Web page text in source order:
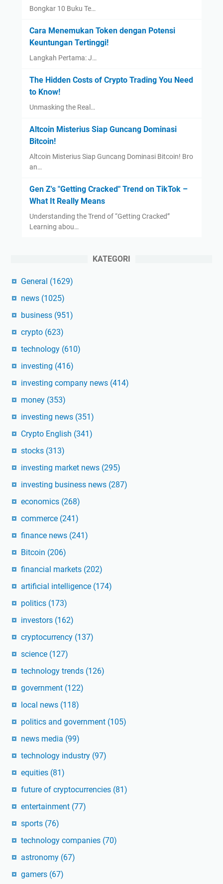
Bongkar 10 Buku Te…
Cara Menemukan Token dengan Potensi
Keuntungan Tertinggi!
Langkah Pertama: J…
The Hidden Costs of Crypto Trading You Need
to Know!
Unmasking the Real…
Altcoin Misterius Siap Guncang Dominasi
Bitcoin!
Altcoin Misterius Siap Guncang Dominasi Bitcoin! Bro
an…
Gen Z's "Getting Cracked" Trend on TikTok –
What It Really Means
Understanding the Trend of “Getting Cracked”
Learning abou…
KATEGORI
General (1629)
news (1025)
business (951)
crypto (623)
technology (610)
investing (416)
investing company news (414)
money (353)
investing news (351)
Crypto English (341)
stocks (313)
investing market news (295)
investing business news (287)
economics (268)
commerce (241)
finance news (241)
Bitcoin (206)
financial markets (202)
artificial intelligence (174)
politics (173)
investors (162)
cryptocurrency (137)
science (127)
technology trends (126)
government (122)
local news (118)
politics and government (105)
news media (99)
technology industry (97)
equities (81)
future of cryptocurrencies (81)
entertainment (77)
sports (76)
technology companies (70)
astronomy (67)
gamers (67)